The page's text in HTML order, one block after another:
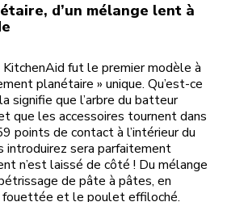
d’un mélange lent à
fut le premier modèle à
planétaire » unique. Qu’est-ce
signifie que l’arbre du batteur
que les accessoires tournent dans
points de contact à l’intérieur du
introduirez sera parfaitement
n’est laissé de côté ! Du mélange
de pâte à pâtes, en
fouettée et le poulet effiloché.